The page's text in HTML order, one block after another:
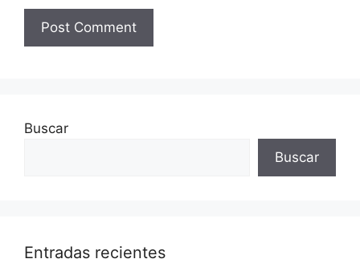
Buscar
Buscar
Entradas recientes